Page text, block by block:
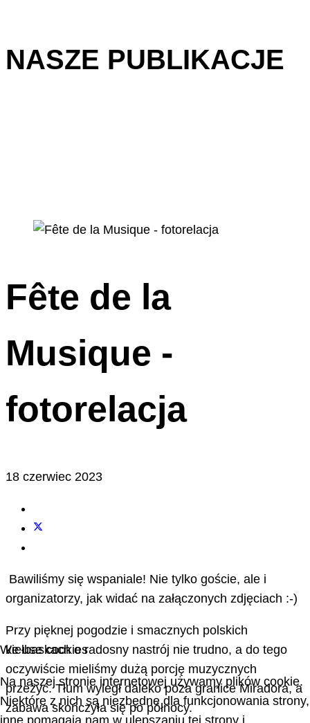
NASZE PUBLIKACJE
Fête de la
Musique -
fotorelacja
18 czerwiec 2023
Bawiliśmy się wspaniale! Nie tylko goście, ale i
organizatorzy, jak widać na załączonych zdjęciach :-)
Przy pięknej pogodzie i smacznych polskich
kiełbaskach o radosny nastrój nie trudno, a do tego
oczywiście mieliśmy dużą porcję muzycznych
przeżyć. Tłum wyległ daleko poza granice Miradora, a
zabawa skończyła się po północy.
We use cookies
Na naszej stronie internetowej używamy plików cookie.
Niektóre z nich są niezbędne dla funkcjonowania strony,
inne pomagają nam w ulepszaniu tej strony i